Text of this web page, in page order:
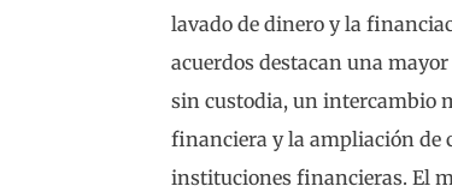
lavado de dinero y la
acuerdos destacan una
sin custodia, un intercambio
financiera y la ampliación de
instituciones financieras. El